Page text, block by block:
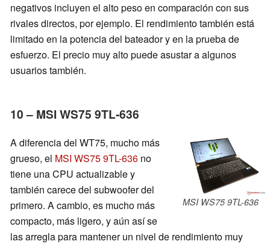
negativos incluyen el alto peso en comparación con sus
rivales directos, por ejemplo. El rendimiento también está
limitado en la potencia del bateador y en la prueba de
esfuerzo. El precio muy alto puede asustar a algunos
usuarios también.
10 – MSI WS75 9TL-636
MSI WS75 9TL-636
A diferencia del WT75, mucho más
grueso, el MSI WS75 9TL-636 no
tiene una CPU actualizable y
también carece del subwoofer del
primero. A cambio, es mucho más
compacto, más ligero, y aún así se
las arregla para mantener un nivel de rendimiento muy